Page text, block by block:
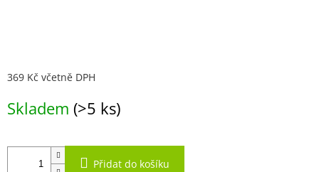
369 Kč včetně DPH
cena:
Skladem (>5 ks)
Přidat do košíku